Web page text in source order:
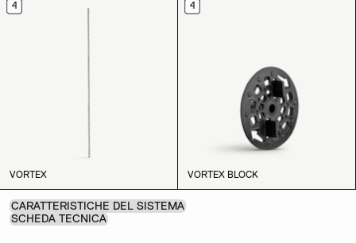
4
VORTEX
4
VORTEX BLOCK
CARATTERISTICHE DEL SISTEMA
SCHEDA TECNICA